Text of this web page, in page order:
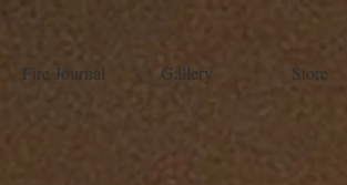
Fire Journal Gallery Store